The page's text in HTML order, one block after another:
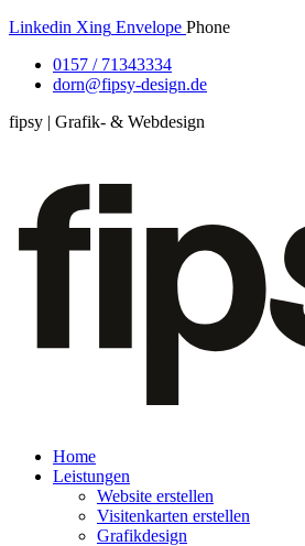
Linkedin Xing Envelope Phone
0157 / 71343334
dorn@fipsy-design.de
fipsy | Grafik- & Webdesign
Home
Leistungen
Website erstellen
Visitenkarten erstellen
Grafikdesign